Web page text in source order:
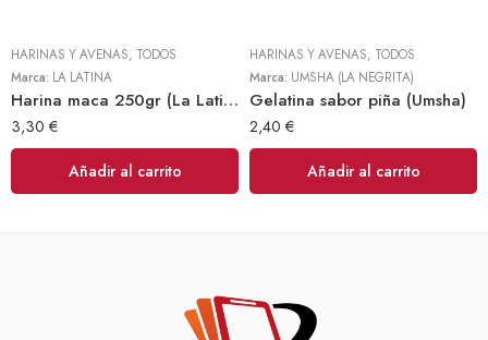
HARINAS Y AVENAS, TODOS
Marca: LA LATINA
Harina maca 250gr (La Latina)
3,30 €
Añadir al carrito
HARINAS Y AVENAS, TODOS
Marca: UMSHA (LA NEGRITA)
Gelatina sabor piña (Umsha)
2,40 €
Añadir al carrito